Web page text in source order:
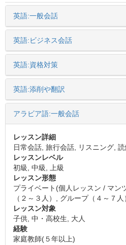
英語:一般会話
英語:ビジネス会話
英語:資格対策
英語:添削や翻訳
アラビア語:一般会話
レッスン詳細
日常会話, 旅行会話, リスニング,
レッスンレベル
初級, 中級, 上級
レッスン形態
プライベート(個人レッスン / マン
（２～３人）, グループ（４～７人
レッスン対象
子供, 中・高校生, 大人
経験
家庭教師(５年以上)